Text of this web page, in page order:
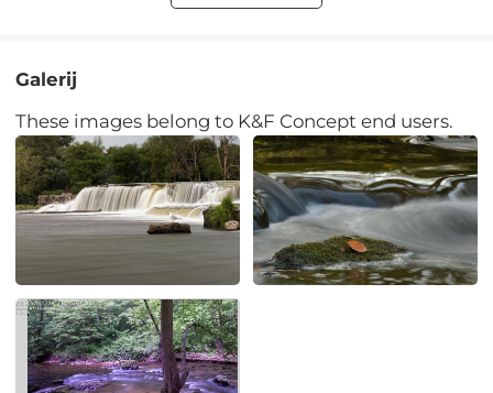
Galerij
These images belong to K&F Concept end users.